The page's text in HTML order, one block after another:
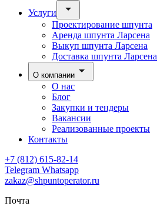
Услуги
Проектирование шпунта
Аренда шпунта Ларсена
Выкуп шпунта Ларсена
Доставка шпунта Ларсена
О компании
О нас
Блог
Закупки и тендеры
Вакансии
Реализованные проекты
Контакты
+7 (812) 615-82-14
Telegram Whatsapp
zakaz@shpuntoperator.ru
Почта